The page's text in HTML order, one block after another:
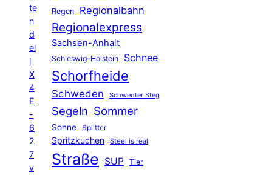
te
n
d
el
l
X
4
E
-
6
2
7
v
Regen Regionalbahn
Regionalexpress
Sachsen-Anhalt
Schleswig-Holstein Schnee
Schorfheide
Schweden Schwedter Steg
Segeln Sommer
Sonne Splitter
Spritzkuchen Steel is real
Straße SUP Tier